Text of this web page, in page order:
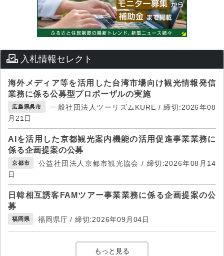
入札情報セレクト
海外メディア等を活用した台湾市場向け観光情報発信
業務に係る公募型プロポーザルの実施
広島県呉市
一般社団法人ツーリズムKURE / 締切:2026年08
月21日
AIを活用した京都観光案内機能の活用促進事業業務に
係る企画提案の公募
京都市
公益社団法人京都市観光協会 / 締切:2026年08月14
日
日韓相互誘客FAMツアー事業業務に係る企画提案の公
募
福岡県 福岡県庁 / 締切:2026年09月04日
もっと見る